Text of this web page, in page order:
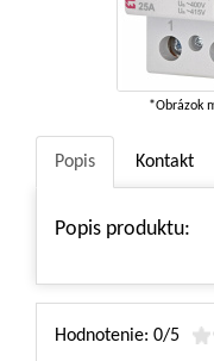
*Obrázok
Popis Kontakt
Popis produktu:
Hodnotenie: 0/5